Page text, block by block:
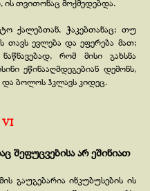
ის თვითონაც მოქმედებდა.
ქალებთან, ჭაკებთანაც; თუ
თავს ევლება და ეფერება მათ;
რომ მისი გახსნა
ეწინააღმდეგებიან დემონს,
და ბოლოს ჰკლავს კიდეც.
VI
არ ეშინიათ
გაუგებარია ინკუბუსების ის